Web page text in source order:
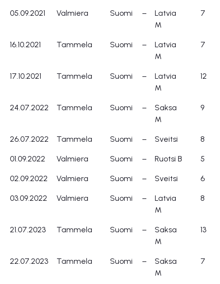
05.09.2021 Valmiera Suomi –
Latvia
M
7
16.10.2021 Tammela Suomi –
Latvia
M
7
17.10.2021 Tammela Suomi –
Latvia
M
12
24.07.2022 Tammela Suomi –
Saksa
M
9
26.07.2022 Tammela Suomi – Sveitsi 8
01.09.2022 Valmiera Suomi – Ruotsi B 5
02.09.2022 Valmiera Suomi – Sveitsi 6
03.09.2022 Valmiera Suomi –
Latvia
M
8
21.07.2023 Tammela Suomi –
Saksa
M
13
22.07.2023 Tammela Suomi –
Saksa
M
7